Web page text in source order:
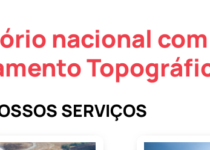
nacional
SERVIÇOS